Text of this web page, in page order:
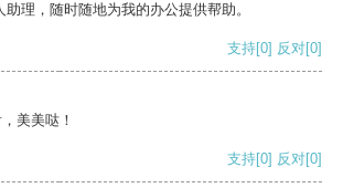
理，随时随地为我的办公提供帮助。
支持[0] 反对[0]
美美哒！
支持[0] 反对[0]